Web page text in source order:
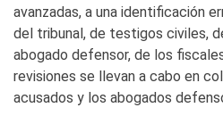
avanzadas, a una identificación
del tribunal, de testigos civiles,
abogado defensor, de los
revisiones se llevan a cabo en
acusados y los abogados